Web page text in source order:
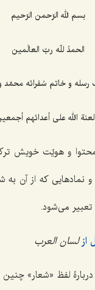
بسم لله الرّحمن الرّحیم
الحمدُ للّه ربّ العالَمین
و خاتم سُفرائه محمّد و
الله علی أعدائهم
و هویّت خویش
نمادهایی که از آن به
می‌شود.
ازلسان العرب
دربارۀ لفظ «شعار»